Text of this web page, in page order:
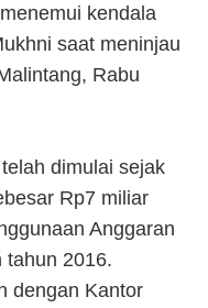
kendala
saat meninjau
Rabu
dimulai sejak
Rp7 miliar
Anggaran
tahun 2016.
dengan Kantor